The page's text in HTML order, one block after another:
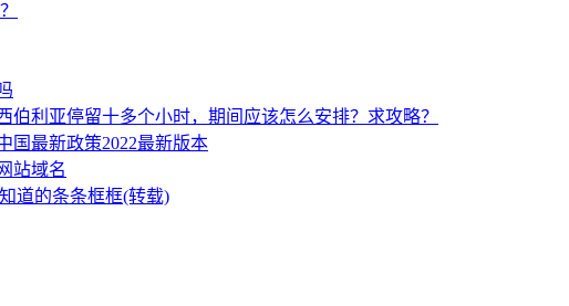
伯利亚停留十多个小时，期间应该怎么安排？求攻略？
国最新政策2022最新版本
站域名
道的条条框框(转载)